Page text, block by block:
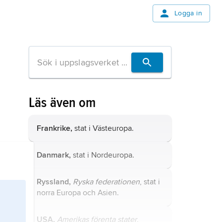
Logga in
Läs även om
Frankrike, stat i Västeuropa.
Danmark, stat i Nordeuropa.
Ryssland, Ryska federationen, stat i
norra Europa och Asien.
USA, Amerikas förenta stater,